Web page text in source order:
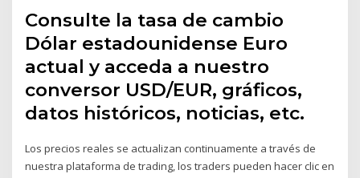
Consulte la tasa de cambio
Dólar estadounidense Euro
actual y acceda a nuestro
conversor USD/EUR, gráficos,
datos históricos, noticias, etc.
Los precios reales se actualizan continuamente a través de
nuestra plataforma de trading, los traders pueden hacer clic en